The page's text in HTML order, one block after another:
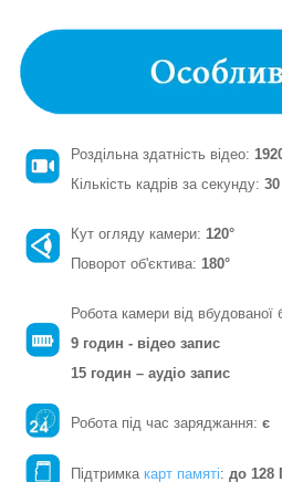
Роздільна здатність відео:
Кількість кадрів за секунду: 30
Кут огляду камери: 120°
Поворот об'єктива: 180°
Робота камери від вбудованої
9 годин - відео запис
15 годин – аудіо запис
Робота під час заряджання: є
Підтримка карт памяті: до 128